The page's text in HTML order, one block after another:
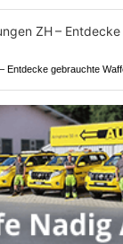
Entdecke gebrauchte